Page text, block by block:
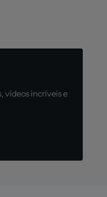
vídeos incríveis e